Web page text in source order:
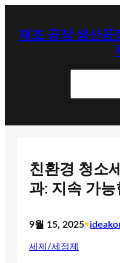
제조 공장 생산공
친환경 청소
과: 지속 가
9월 15, 2025•
세제/세정제